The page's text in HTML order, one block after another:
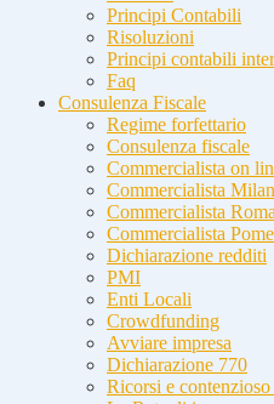
Principi Contabili
Risoluzioni
Principi contabili
Faq
Consulenza Fiscale
Regime forfettario
Consulenza fiscale
Commercialista on
Commercialista
Commercialista Roma
Commercialista
Dichiarazione redditi
PMI
Enti Locali
Crowdfunding
Avviare impresa
Dichiarazione 770
Ricorsi e